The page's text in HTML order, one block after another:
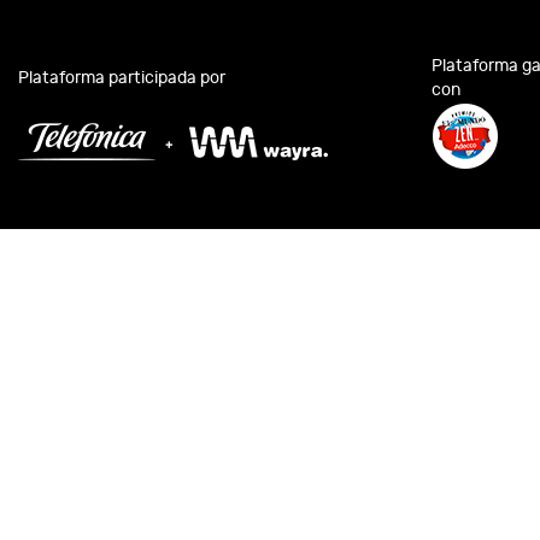
Plataforma participada por
Plataforma
con